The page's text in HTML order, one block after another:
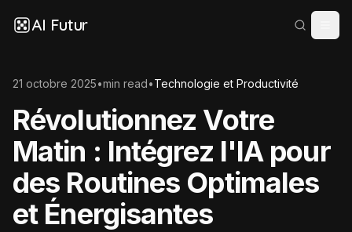
AI Futur
21 octobre 2025•min read•Technologie et Productivité
Révolutionnez Votre
Matin : Intégrez l'IA pour
des Routines Optimales
et Énergisantes